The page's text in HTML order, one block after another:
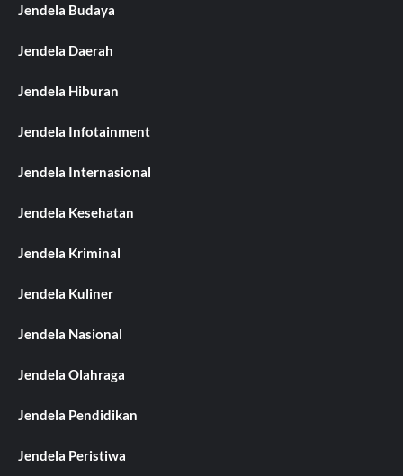
Jendela Budaya
Jendela Daerah
Jendela Hiburan
Jendela Infotainment
Jendela Internasional
Jendela Kesehatan
Jendela Kriminal
Jendela Kuliner
Jendela Nasional
Jendela Olahraga
Jendela Pendidikan
Jendela Peristiwa